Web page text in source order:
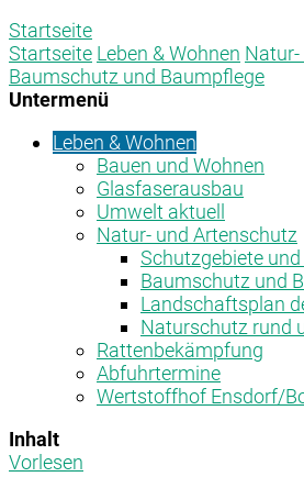
Startseite
Startseite Leben & Wohnen
Baumschutz und Baumpflege
Untermenü
Leben & Wohnen
Bauen und Wohnen
Glasfaserausbau
Umwelt aktuell
Natur- und Artenschutz
Schutzgebiete
Baumschutz und
Landschaftsplan
Naturschutz rund
Rattenbekämpfung
Abfuhrtermine
Wertstoffhof Ensdorf/
Inhalt
Vorlesen